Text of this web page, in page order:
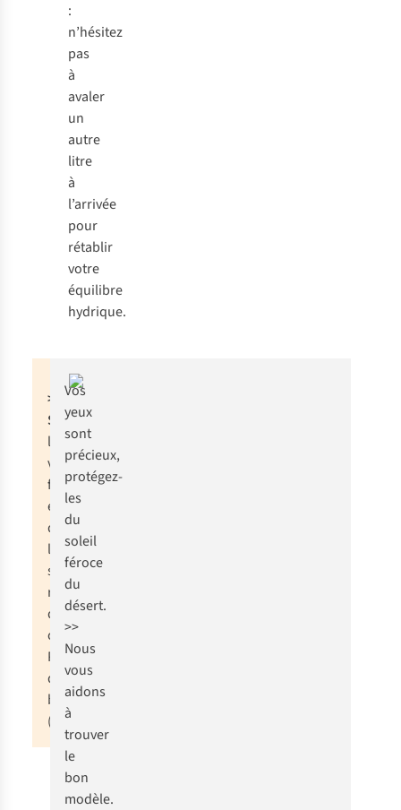
:
n’hésitez
pas
à
avaler
un
autre
litre
à
l’arrivée
pour
rétablir
votre
équilibre
hydrique.
>> BON À
SAVOIR
les
vêtements à
fermeture
éclair dans le
désert, car
les grains de
sable
risquent
d’enrayer
celle-ci.
Préférez
donc les
boutons
(pression).
Vos
yeux
sont
précieux,
protégez-
les
du
soleil
féroce
du
désert.
>>
Nous
vous
aidons
à
trouver
le
bon
modèle.